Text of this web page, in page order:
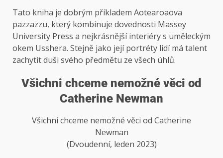
Tato kniha je dobrým příkladem Aotearoaova
pazzazzu, který kombinuje dovednosti Massey
University Press a nejkrásnější interiéry s uměleckým
okem Usshera. Stejně jako její portréty lidí má talent
zachytit duši svého předmětu ze všech úhlů.
Všichni chceme nemožné věci od
Catherine Newman
Všichni chceme nemožné věci od Catherine
Newman
(Dvoudenní, leden 2023)